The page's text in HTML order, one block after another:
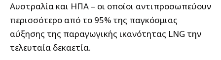
Αυστραλία και ΗΠΑ – οι οποίοι αντιπροσωπεύουν
περισσότερο από το 95% της παγκόσμιας
αύξησης της παραγωγικής ικανότητας LNG την
τελευταία δεκαετία.